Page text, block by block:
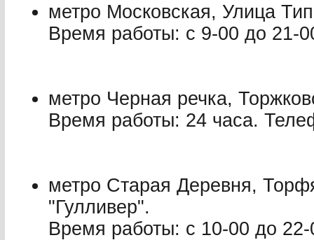
метро Московская, Улица
Время работы: с 9-00 до 21-
метро Черная речка,
Время работы: 24 часа.
метро Старая Деревня,
"Гулливер".
Время работы: с 10-00 до